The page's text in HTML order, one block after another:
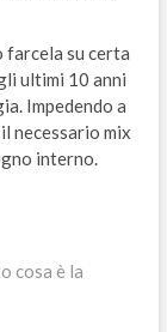
farcela su certa
ultimi 10 anni
Impedendo a
necessario mix
interno.
cosa è la